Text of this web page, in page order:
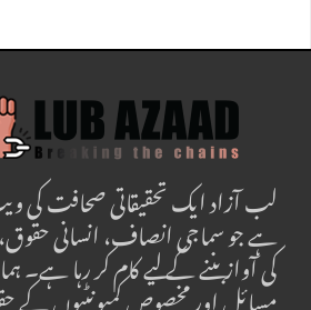
لب آزاد ایک تحقیقاتی صحافت
ہے جو سماجی انصاف، انسانی
کی آواز بننے کے لیے کام کر رہا ہے۔